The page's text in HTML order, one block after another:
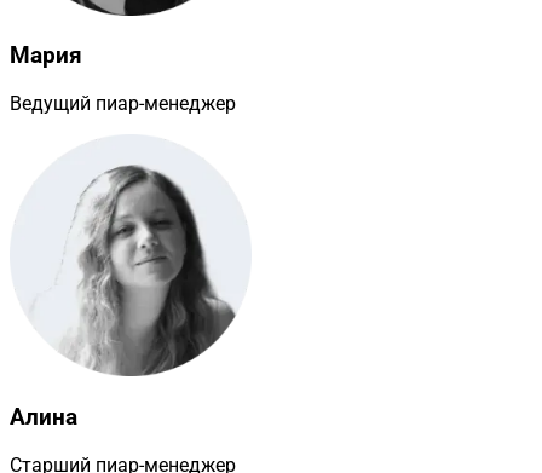
Мария
Ведущий пиар-менеджер
Алина
Старший пиар-менеджер